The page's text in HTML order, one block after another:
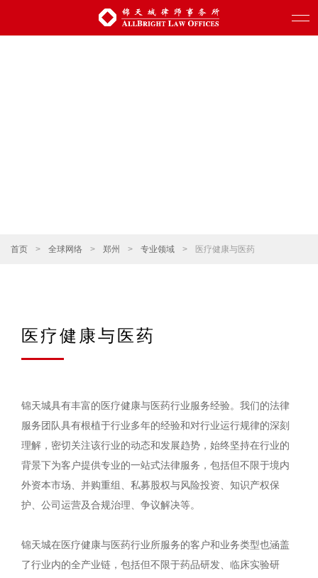
首页 > 全球网络 > 郑州 > 专业领域 > 医疗健康与医药
医疗健康与医药
锦天城具有丰富的医疗健康与医药行业服务经验。我们的法律
服务团队具有根植于行业多年的经验和对行业运行规律的深刻
理解，密切关注该行业的动态和发展趋势，始终坚持在行业的
背景下为客户提供专业的一站式法律服务，包括但不限于境内
外资本市场、并购重组、私募股权与风险投资、知识产权保
护、公司运营及合规治理、争议解决等。
锦天城在医疗健康与医药行业所服务的客户和业务类型也涵盖
了行业内的全产业链，包括但不限于药品研发、临床实验研